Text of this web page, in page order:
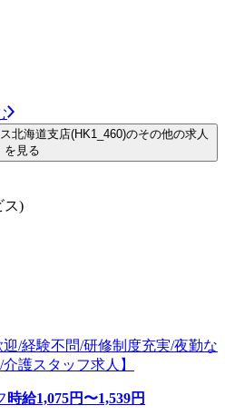
北海道支店(HK1_460)のその他の求人
を見る
ス)
/経験不問/研修制度充実/夜勤な
護スタッフ求人】
時給1,075円〜1,539円